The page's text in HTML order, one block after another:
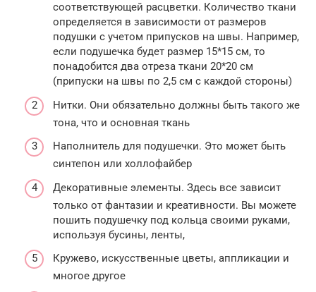
соответствующей расцветки. Количество ткани
определяется в зависимости от размеров
подушки с учетом припусков на швы. Например,
если подушечка будет размер 15*15 см, то
понадобится два отреза ткани 20*20 см
(припуски на швы по 2,5 см с каждой стороны)
Нитки. Они обязательно должны быть такого же
тона, что и основная ткань
Наполнитель для подушечки. Это может быть
синтепон или холлофайбер
Декоративные элементы. Здесь все зависит
только от фантазии и креативности. Вы можете
пошить подушечку под кольца своими руками,
используя бусины, ленты,
Кружево, искусственные цветы, аппликации и
многое другое